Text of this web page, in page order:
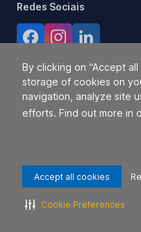
By clicking on “Accept
storage of cookies on
navigation, analyze site
efforts. Find out more in
Accept all cookies
Cookie Preferences
Redes Sociais
Responsável Técnico:Dra.
2026 TODOS OS DIREITOS